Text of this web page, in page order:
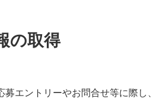
の取得
募エントリーやお問合せ等に際し